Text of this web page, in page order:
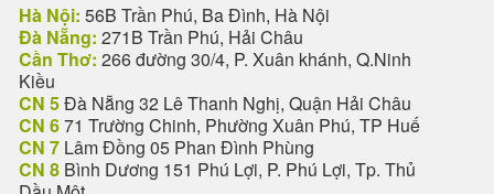
Hà Nội: 56B Trần Phú, Ba Đình, Hà Nội
Đà Nẵng: 271B Trần Phú, Hải Châu
Cần Thơ: 266 đường 30/4, P. Xuân khánh, Q.Ninh
Kiều
CN 5Đà Nẵng 32 Lê Thanh Nghị, Quận Hải Châu
CN 671 Trường Chinh, Phường Xuân Phú, TP Huế
CN 7 Lâm Đồng 05 Phan Đình Phùng
CN 8 Bình Dương 151 Phú Lợi, P. Phú Lợi, Tp. Thủ